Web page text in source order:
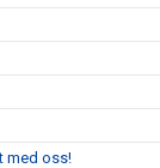
med oss!